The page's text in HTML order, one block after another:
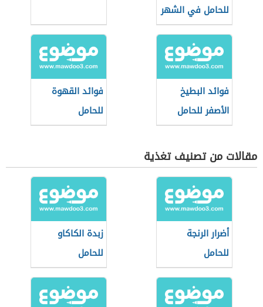
للحامل في الشهر
التاسع
فوائد البطيخ
الأصفر للحامل
فوائد القهوة
للحامل
مقالات من تصنيف تغذية
أضرار الرنجة
للحامل
زبدة الكاكاو
للحامل